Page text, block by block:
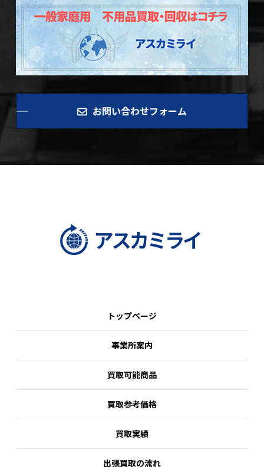
お問い合わせフォーム
トップページ
事業所案内
買取可能商品
買取参考価格
買取実績
出張買取の流れ